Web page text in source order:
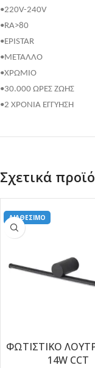
•220V-240V
•RA>80
•EPISTAR
•ΜΕΤΑΛΛΟ
•ΧΡΩΜΙΟ
•30.000 ΩΡΕΣ ΖΩΗΣ
•2 ΧΡΟΝΙΑ ΕΓΓΥΗΣΗ
Σχετικά
ΔΙΑΘΕΣΙΜΟ
ΦΩΤΙΣΤΙΚΟ
14W CCT